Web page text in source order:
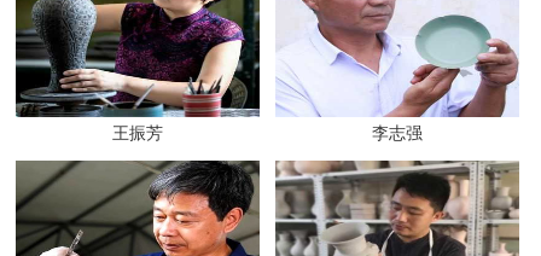
王振芳 李志强